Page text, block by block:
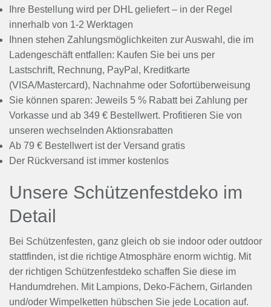
Ihre Bestellung wird per DHL geliefert – in der Regel
innerhalb von 1-2 Werktagen
Ihnen stehen Zahlungsmöglichkeiten zur Auswahl, die im
Ladengeschäft entfallen: Kaufen Sie bei uns per
Lastschrift, Rechnung, PayPal, Kreditkarte
(VISA/Mastercard), Nachnahme oder Sofortüberweisung
Sie können sparen: Jeweils 5 % Rabatt bei Zahlung per
Vorkasse und ab 349 € Bestellwert. Profitieren Sie von
unseren wechselnden Aktionsrabatten
Ab 79 € Bestellwert ist der Versand gratis
Der Rückversand ist immer kostenlos
Unsere Schützenfestdeko im
Detail
Bei Schützenfesten, ganz gleich ob sie indoor oder outdoor
stattfinden, ist die richtige Atmosphäre enorm wichtig. Mit
der richtigen Schützenfestdeko schaffen Sie diese im
Handumdrehen. Mit Lampions, Deko-Fächern, Girlanden
und/oder Wimpelketten hübschen Sie jede Location auf.